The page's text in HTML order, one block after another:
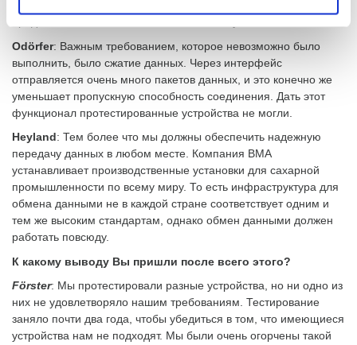
Odörfer: Важным требованием, которое невозможно было
выполнить, было сжатие данных. Через интерфейс
отправляется очень много пакетов данных, и это конечно же
уменьшает пропускную способность соединения. Дать этот
функционал протестированные устройства не могли.
Heyland: Тем более что мы должны обеспечить надежную
передачу данных в любом месте. Компания BMA
устанавливает производственные установки для сахарной
промышленности по всему миру. То есть инфраструктура для
обмена данными не в каждой стране соответствует одним и
тем же высоким стандартам, однако обмен данными должен
работать повсюду.
К какому выводу Вы пришли после всего этого?
Förster: Мы протестировали разные устройства, но ни одно из
них не удовлетворяло нашим требованиям. Тестирование
заняло почти два года, чтобы убедиться в том, что имеющиеся
устройства нам не подходят. Мы были очень огорчены такой